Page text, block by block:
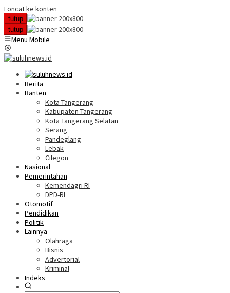
Loncat ke konten
tutup
tutup
Menu Mobile
Berita
Banten
Kota Tangerang
Kabupaten Tangerang
Kota Tangerang Selatan
Serang
Pandeglang
Lebak
Cilegon
Nasional
Pemerintahan
Kemendagri RI
DPD-RI
Otomotif
Pendidikan
Politik
Lainnya
Olahraga
Bisnis
Advertorial
Kriminal
Indeks